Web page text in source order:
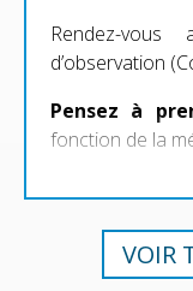
Rendez-
d’observation
Pensez à
fonction de la
VOIR